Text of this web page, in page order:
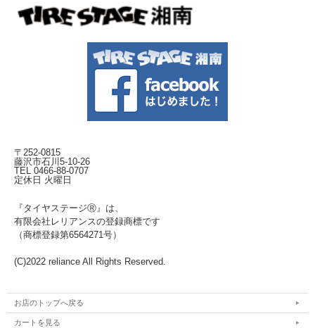
〒252-0815
藤沢市石川5-10-26
TEL 0466-88-0707
定休日 火曜日
『タイヤステージⓇ』は、
有限会社レリアンスの登録商標です
（商標登録第6564271号）
(C)2022 reliance All Rights Reserved.
お店のトップへ戻る
カートを見る